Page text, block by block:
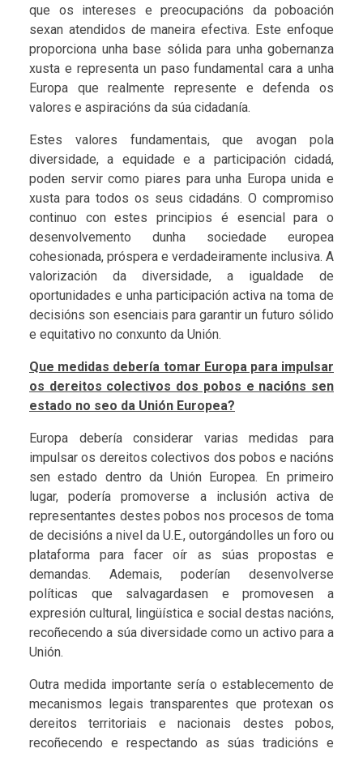
que os intereses e preocupacións da poboación
sexan atendidos de maneira efectiva. Este enfoque
proporciona unha base sólida para unha gobernanza
xusta e representa un paso fundamental cara a unha
Europa que realmente represente e defenda os
valores e aspiracións da súa cidadanía.
Estes valores fundamentais, que avogan pola
diversidade, a equidade e a participación cidadá,
poden servir como piares para unha Europa unida e
xusta para todos os seus cidadáns. O compromiso
continuo con estes principios é esencial para o
desenvolvemento dunha sociedade europea
cohesionada, próspera e verdadeiramente inclusiva. A
valorización da diversidade, a igualdade de
oportunidades e unha participación activa na toma de
decisións son esenciais para garantir un futuro sólido
e equitativo no conxunto da Unión.
Que medidas debería tomar Europa para impulsar
os dereitos colectivos dos pobos e nacións sen
estado no seo da Unión Europea?
Europa debería considerar varias medidas para
impulsar os dereitos colectivos dos pobos e nacións
sen estado dentro da Unión Europea. En primeiro
lugar, podería promoverse a inclusión activa de
representantes destes pobos nos procesos de toma
de decisións a nivel da U.E., outorgándolles un foro ou
plataforma para facer oír as súas propostas e
demandas. Ademais, poderían desenvolverse
políticas que salvagardasen e promovesen a
expresión cultural, lingüística e social destas nacións,
recoñecendo a súa diversidade como un activo para a
Unión.
Outra medida importante sería o establecemento de
mecanismos legais transparentes que protexan os
dereitos territoriais e nacionais destes pobos,
recoñecendo e respectando as súas tradicións e